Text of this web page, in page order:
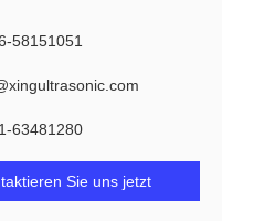
58151051
63481280
Sie uns jetzt